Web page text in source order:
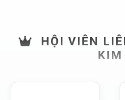
HỘI VIÊN
KIM